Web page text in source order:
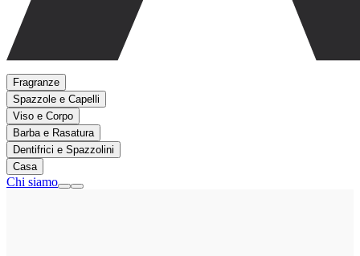
Fragranze
Spazzole e Capelli
Viso e Corpo
Barba e Rasatura
Dentifrici e Spazzolini
Casa
Chi siamo